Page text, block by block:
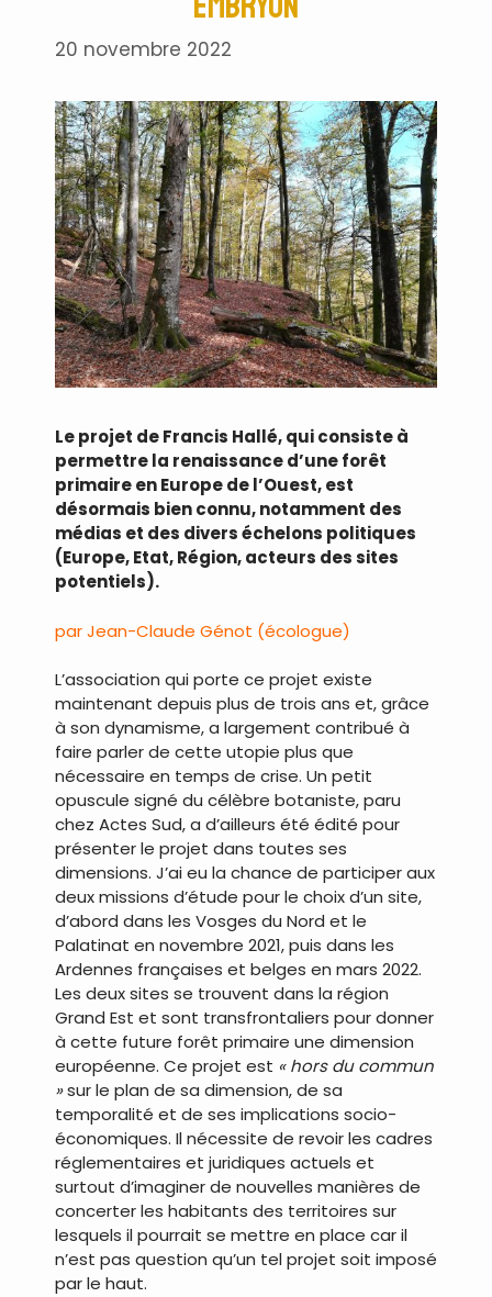
20 novembre 2022
Le projet de Francis Hallé, qui consiste à
permettre la renaissance d’une forêt
primaire en Europe de l’Ouest, est
désormais bien connu, notamment des
médias et des divers échelons politiques
(Europe, Etat, Région, acteurs des sites
potentiels).
par Jean-Claude Génot (écologue)
L’association qui porte ce projet existe
maintenant depuis plus de trois ans et, grâce
à son dynamisme, a largement contribué à
faire parler de cette utopie plus que
nécessaire en temps de crise. Un petit
opuscule signé du célèbre botaniste, paru
chez Actes Sud, a d’ailleurs été édité pour
présenter le projet dans toutes ses
dimensions. J’ai eu la chance de participer aux
deux missions d’étude pour le choix d’un site,
d’abord dans les Vosges du Nord et le
Palatinat en novembre 2021, puis dans les
Ardennes françaises et belges en mars 2022.
Les deux sites se trouvent dans la région
Grand Est et sont transfrontaliers pour donner
à cette future forêt primaire une dimension
européenne. Ce projet est « hors du commun
»sur le plan de sa dimension, de sa
temporalité et de ses implications socio-
économiques. Il nécessite de revoir les cadres
réglementaires et juridiques actuels et
surtout d’imaginer de nouvelles manières de
concerter les habitants des territoires sur
lesquels il pourrait se mettre en place car il
n’est pas question qu’un tel projet soit imposé
par le haut.